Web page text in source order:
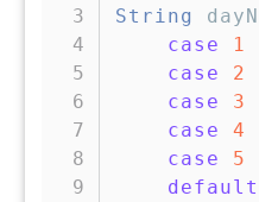
String
case
1
case
2
case
3
case
4
case
5
default